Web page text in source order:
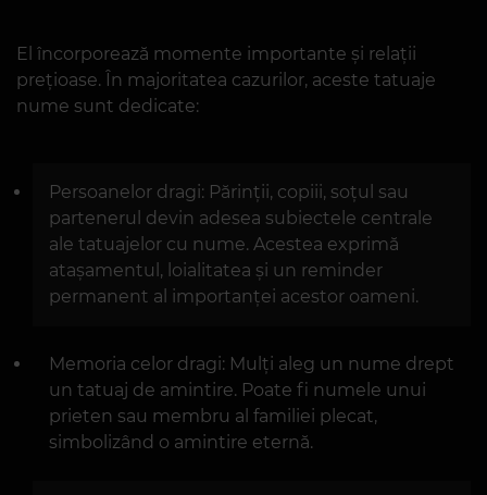
El încorporează momente importante și relații
prețioase. În majoritatea cazurilor, aceste tatuaje
nume sunt dedicate:
Persoanelor dragi: Părinții, copiii, soțul sau
partenerul devin adesea subiectele centrale
ale tatuajelor cu nume. Acestea exprimă
atașamentul, loialitatea și un reminder
permanent al importanței acestor oameni.
Memoria celor dragi: Mulți aleg un nume drept
un tatuaj de amintire. Poate fi numele unui
prieten sau membru al familiei plecat,
simbolizând o amintire eternă.